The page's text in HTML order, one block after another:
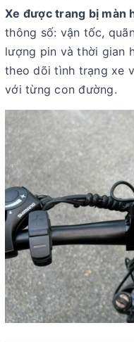
Xe được trang bị màn
thông số: vận tốc,
lượng pin và thời gian
theo dõi tình trạng xe
với từng con đường.